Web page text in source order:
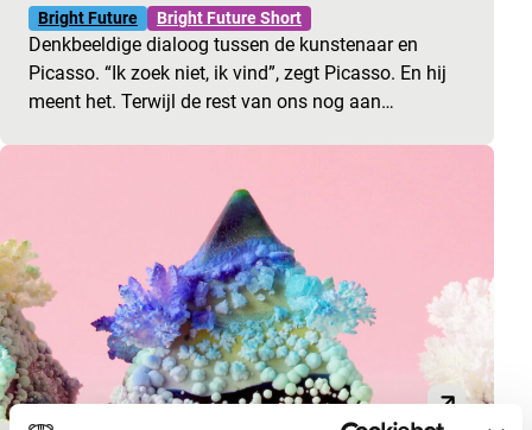
Bright Future Bright Future Short
Denkbeeldige dialoog tussen de kunstenaar en
Picasso. “Ik zoek niet, ik vind”, zegt Picasso. En hij
meent het. Terwijl de rest van ons nog aan…